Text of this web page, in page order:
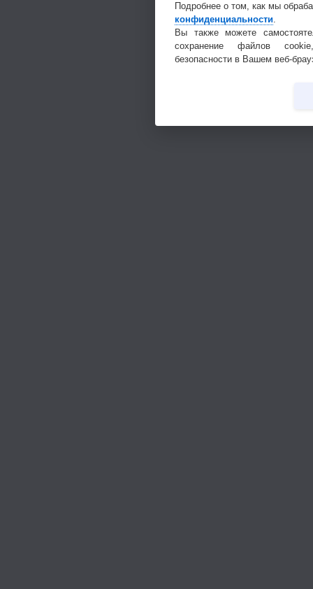
Подробнее о том, как мы
конфиденциальности
Вы также можете
сохранение файлов
безопасности в Вашем веб-